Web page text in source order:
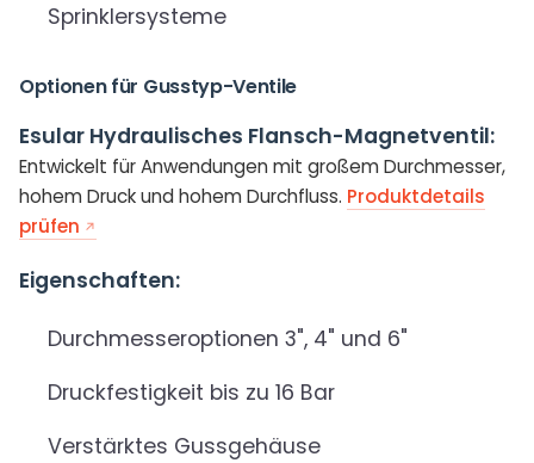
Sprinklersysteme
Optionen für Gusstyp-Ventile
Esular Hydraulisches Flansch-Magnetventil:
Entwickelt für Anwendungen mit großem Durchmesser,
hohem Druck und hohem Durchfluss. Produktdetails
prüfen
Eigenschaften:
Durchmesseroptionen 3", 4" und 6"
Druckfestigkeit bis zu 16 Bar
Verstärktes Gussgehäuse